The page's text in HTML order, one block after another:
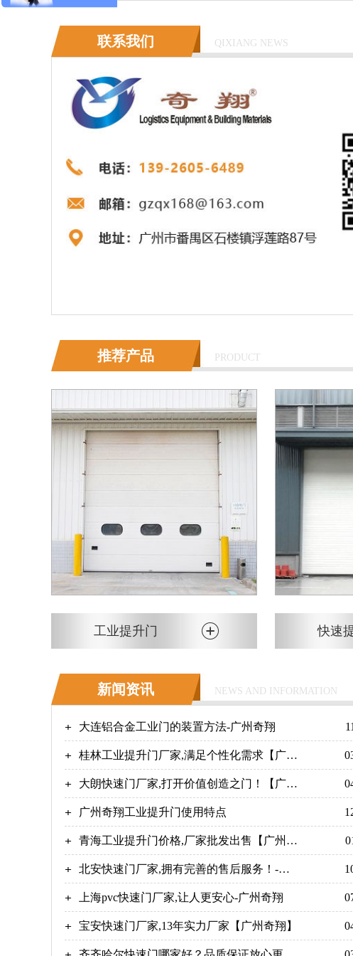
联系我们 QIXIANG NEWS
推荐产品 PRODUCT
工业提升门 快速
新闻资讯 NEWS AND INFORMATION
大连铝合金工业门的装置方法-广州奇翔
桂林工业提升门厂家,满足个性化需求【广州
奇翔】
大朗快速门厂家,打开价值创造之门！【广州
奇翔】
广州奇翔工业提升门使用特点
青海工业提升门价格,厂家批发出售【广州奇
翔】
北安快速门厂家,拥有完善的售后服务！-广
州奇翔
上海pvc快速门厂家,让人更安心-广州奇翔
宝安快速门厂家,13年实力厂家【广州奇翔】